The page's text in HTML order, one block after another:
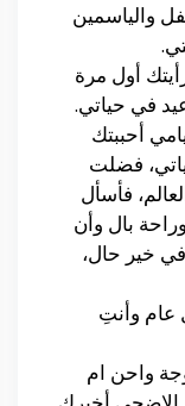
والياسمين
أول مرة
في حياتي.
أحببتك
فضلت
فأسأل
بال وأن
خير حال،
وأنتِ
واحن ام